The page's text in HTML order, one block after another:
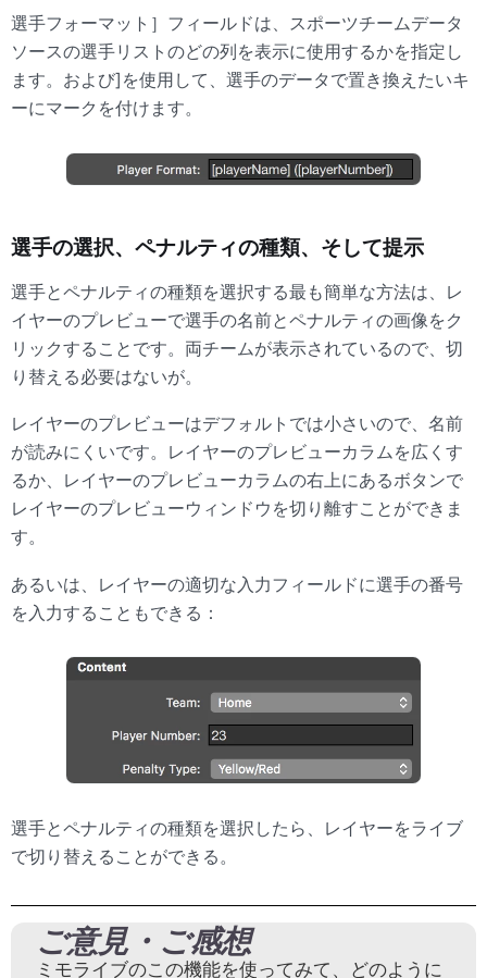
選手フォーマット］フィールドは、スポーツチームデータ
ソースの選手リストのどの列を表示に使用するかを指定し
ます。および]を使用して、選手のデータで置き換えたいキ
ーにマークを付けます。
選手の選択、ペナルティの種類、そして提示
選手とペナルティの種類を選択する最も簡単な方法は、レ
イヤーのプレビューで選手の名前とペナルティの画像をク
リックすることです。両チームが表示されているので、切
り替える必要はないが。
レイヤーのプレビューはデフォルトでは小さいので、名前
が読みにくいです。レイヤーのプレビューカラムを広くす
るか、レイヤーのプレビューカラムの右上にあるボタンで
レイヤーのプレビューウィンドウを切り離すことができま
す。
あるいは、レイヤーの適切な入力フィールドに選手の番号
を入力することもできる：
選手とペナルティの種類を選択したら、レイヤーをライブ
で切り替えることができる。
ご意見・ご感想
ミモライブのこの機能を使ってみて、どのように